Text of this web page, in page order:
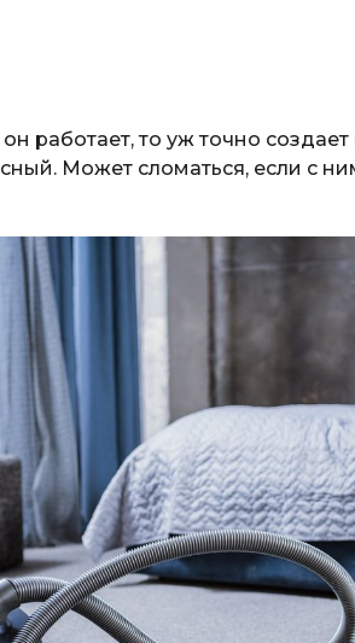
он работает, то уж точно
Может сломаться, если с